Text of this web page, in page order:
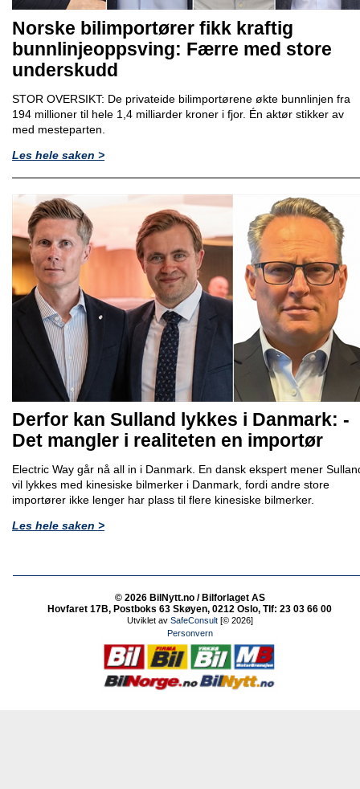
Norske bilimportører fikk kraftig
bunnlinjeoppsving: Færre med store
underskudd
STOR OVERSIKT: De privateide bilimportørene økte bunnlinjen fra
194 millioner til hele 1,4 milliarder kroner i fjor. Én aktør stikker av
med mesteparten.
Les hele saken >
Derfor kan Sulland lykkes i Danmark: -
Det mangler i realiteten en importør
Electric Way går nå all in i Danmark. En dansk ekspert mener
vil lykkes med kinesiske bilmerker i Danmark, fordi andre store
importører ikke lenger har plass til flere kinesiske bilmerker.
Les hele saken >
© 2026 BilNytt.no / Bilforlaget AS
Hovfaret 17B, Postboks 63 Skøyen, 0212 Oslo, Tlf: 23 03 66 00
Utviklet av SafeConsult[© 2026]
Personvern